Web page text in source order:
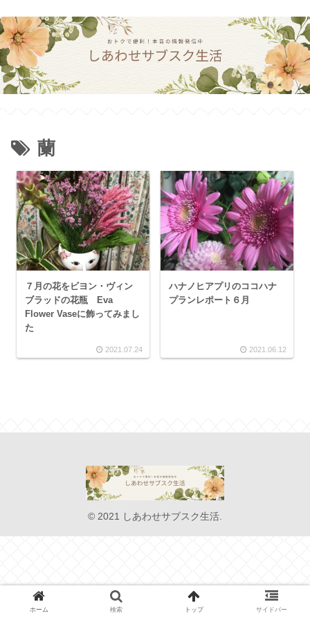
蘭
７月の花をビヨン・ヴィン
ブラッドの花瓶 Eva
Flower Vaseに飾ってみまし
た
2021.07.24
ハナノヒアプリのココハナ
プランレポート６月
2021.06.12
© 2021 しあわせサブスク生活.
ホーム 検索 トップ サイドバー